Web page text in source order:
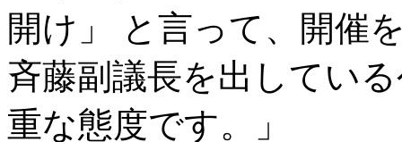
開け」 と言って、開催
斉藤副議長を出してい
重な態度です。」